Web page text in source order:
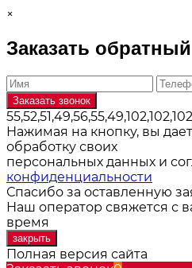
×
Заказать
Нажимая на кнопку, вы
обработку своих
персональных данных и
конфиденциальности
Спасибо за оставленную
Наш оператор свяжется с
время
закрыть
Полная версия сайта